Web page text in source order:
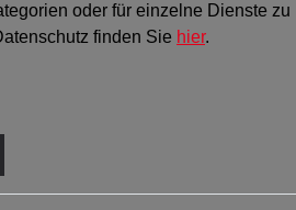
oder für einzelne Dienste zu
finden Sie hier.